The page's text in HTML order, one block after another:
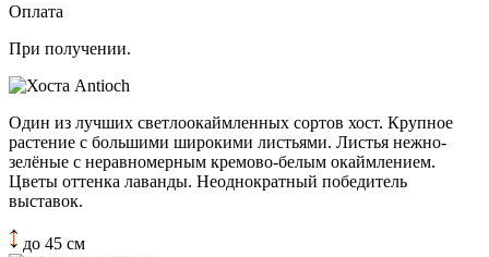
Оплата
При получении.
Один из лучших светлоокаймленных сортов хост. Крупное
растение с большими широкими листьями. Листья нежно-
зелёные с неравномерным кремово-белым окаймлением.
Цветы оттенка лаванды. Неоднократный победитель
выставок.
до 45 см